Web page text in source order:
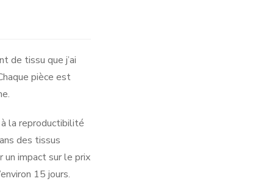
de tissu que j’ai
pièce est
à la reproductibilité
des tissus
impact sur le prix
15 jours.